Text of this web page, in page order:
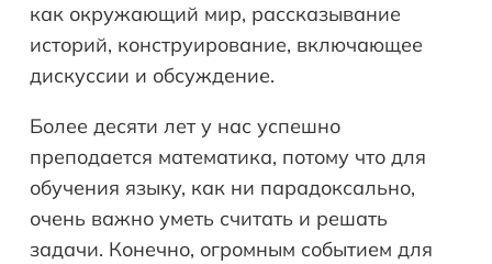
как окружающий мир, рассказывание
историй, конструирование, включающее
дискуссии и обсуждение.
Более десяти лет у нас успешно
преподается математика, потому что для
обучения языку, как ни парадоксально,
очень важно уметь считать и решать
задачи. Конечно, огромным событием для